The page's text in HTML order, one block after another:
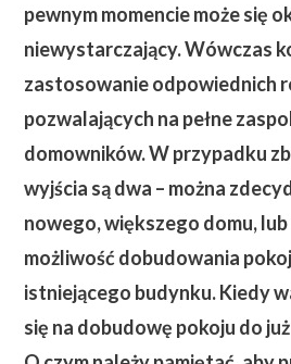
pewnym momencie może się
niewystarczający. Wówczas
zastosowanie odpowiednich
pozwalających na pełne
domowników. W przypadku
wyjścia są dwa – można
nowego, większego domu,
możliwość dobudowania
istniejącego budynku.Kiedy
się na dobudowę pokoju do